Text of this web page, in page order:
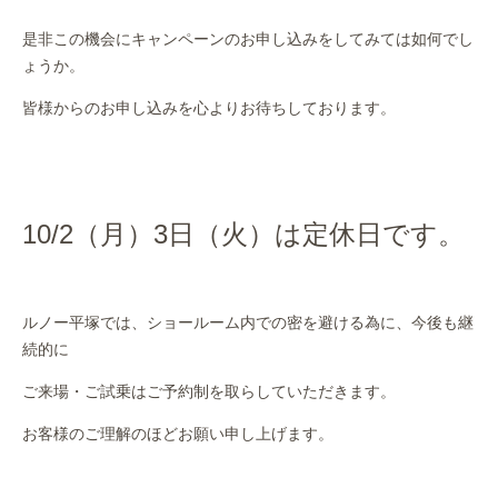
是非この機会にキャンペーンのお申し込みをしてみては如何でし
ょうか。
皆様からのお申し込みを心よりお待ちしております。
10/2（月）3日（火）は定休日です。
ルノー平塚では、ショールーム内での密を避ける為に、今後も継
続的に
ご来場・ご試乗はご予約制を取らしていただきます。
お客様のご理解のほどお願い申し上げます。